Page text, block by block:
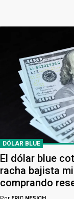
DÓLAR BLUE
El dólar blue
racha bajista
comprando